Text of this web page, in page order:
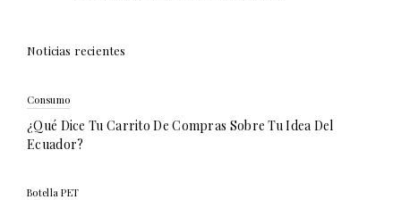
Noticias recientes
Consumo
¿Qué Dice Tu Carrito De Compras Sobre Tu Idea Del
Ecuador?
Botella PET